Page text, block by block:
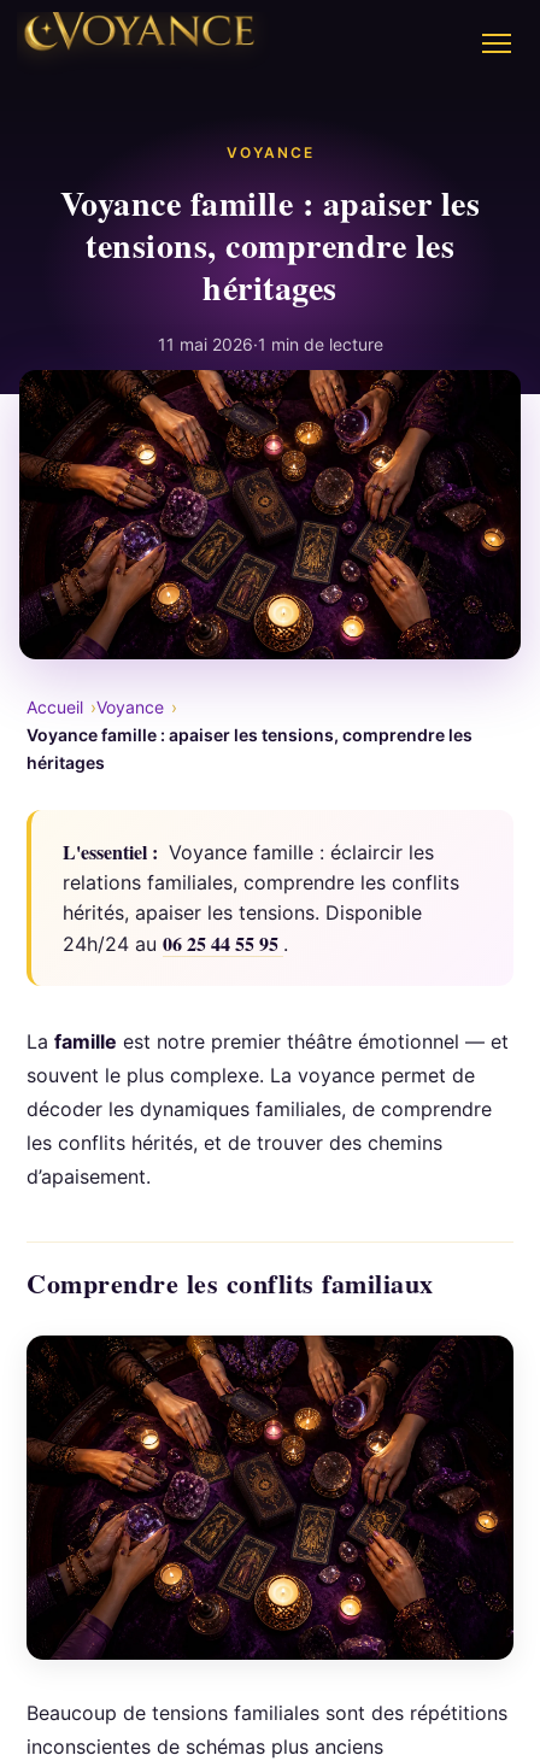
VOYANCE
Voyance famille : apaiser les
tensions, comprendre les
héritages
11 mai 2026·1 min de lecture
Accueil
Voyance
Voyance famille : apaiser les tensions, comprendre les
héritages
L'essentiel : Voyance famille : éclaircir les
relations familiales, comprendre les conflits
hérités, apaiser les tensions. Disponible
24h/24 au 06 25 44 55 95 .
La famille est notre premier théâtre émotionnel — et
souvent le plus complexe. La voyance permet de
décoder les dynamiques familiales, de comprendre
les conflits hérités, et de trouver des chemins
d’apaisement.
Comprendre les conflits familiaux
Beaucoup de tensions familiales sont des répétitions
inconscientes de schémas plus anciens